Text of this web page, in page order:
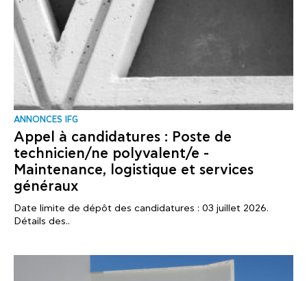
ANNONCES IFG
Appel à candidatures : Poste de
technicien/ne polyvalent/e -
Maintenance, logistique et services
généraux
Date limite de dépôt des candidatures : 03 juillet 2026.
Détails des..